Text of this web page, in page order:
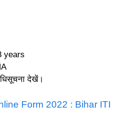
years
देखें।
Form 2022 : Bihar ITI